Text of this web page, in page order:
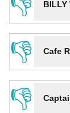
BILLY
👎
Cafe
👎